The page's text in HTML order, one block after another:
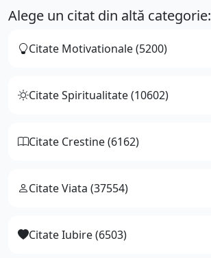
Alege un citat din altă categorie:
Citate Motivationale (5200)
Citate Spiritualitate (10602)
Citate Crestine (6162)
Citate Viata (37554)
Citate Iubire (6503)